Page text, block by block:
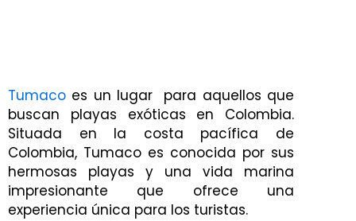
Tumaco es un lugar para aquellos que
buscan playas exóticas en Colombia.
Situada en la costa pacífica de
Colombia, Tumaco es conocida por sus
hermosas playas y una vida marina
impresionante que ofrece una
experiencia única para los turistas.